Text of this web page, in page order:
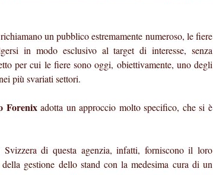
un pubblico estremamente numeroso, le fiere
in modo esclusivo al target di interesse, senza
per cui le fiere sono oggi, obiettivamente, uno degli
più svariati settori.
Forenixadotta un approccio molto specifico, che si è
di questa agenzia, infatti, forniscono il loro
gestione dello stand con la medesima cura di un